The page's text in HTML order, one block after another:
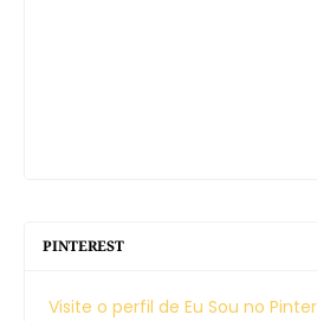
PINTEREST
Visite o perfil de Eu Sou no